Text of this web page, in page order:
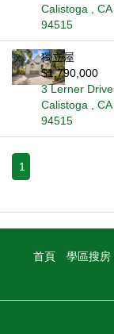
Calistoga , CA
94515
獨立屋
$1,790,000
3 Lerner Drive
Calistoga , CA
94515
1
首頁 學區搜房